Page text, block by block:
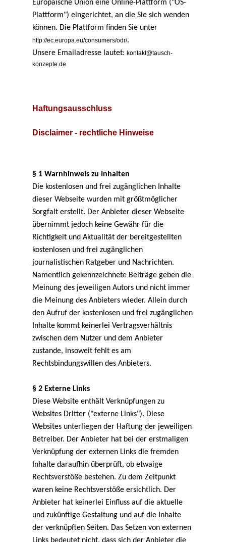
Europäische Union eine Online-Plattform ("OS-
Plattform") eingerichtet, an die Sie sich wenden
können. Die Plattform finden Sie unter
http://ec.europa.eu/consumers/odr/.
Unsere Emailadresse lautet: kontakt@tausch-
konzepte.de
Haftungsausschluss
Disclaimer - rechtliche Hinweise
§ 1 Warnhinweis zu Inhalten
Die kostenlosen und frei zugänglichen Inhalte
dieser Webseite wurden mit größtmöglicher
Sorgfalt erstellt. Der Anbieter dieser Webseite
übernimmt jedoch keine Gewähr für die
Richtigkeit und Aktualität der bereitgestellten
kostenlosen und frei zugänglichen
journalistischen Ratgeber und Nachrichten.
Namentlich gekennzeichnete Beiträge geben die
Meinung des jeweiligen Autors und nicht immer
die Meinung des Anbieters wieder. Allein durch
den Aufruf der kostenlosen und frei zugänglichen
Inhalte kommt keinerlei Vertragsverhältnis
zwischen dem Nutzer und dem Anbieter
zustande, insoweit fehlt es am
Rechtsbindungswillen des Anbieters.
§ 2 Externe Links
Diese Website enthält Verknüpfungen zu
Websites Dritter ("externe Links"). Diese
Websites unterliegen der Haftung der jeweiligen
Betreiber. Der Anbieter hat bei der erstmaligen
Verknüpfung der externen Links die fremden
Inhalte daraufhin überprüft, ob etwaige
Rechtsverstöße bestehen. Zu dem Zeitpunkt
waren keine Rechtsverstöße ersichtlich. Der
Anbieter hat keinerlei Einfluss auf die aktuelle
und zukünftige Gestaltung und auf die Inhalte
der verknüpften Seiten. Das Setzen von externen
Links bedeutet nicht, dass sich der Anbieter die